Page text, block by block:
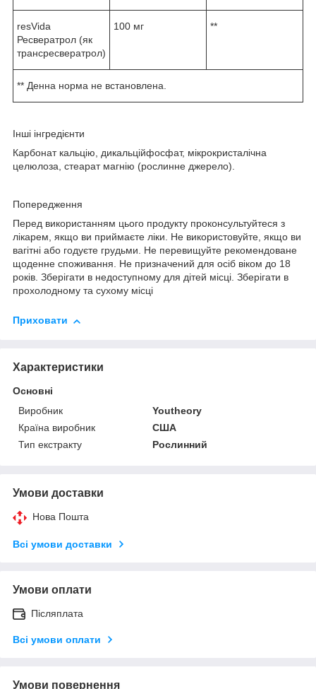
resVida
Ресвератрол (як
трансресвератрол)
100 мг **
** Денна норма не встановлена.
Інші інгредієнти
Карбонат кальцію, дикальційфосфат, мікрокристалічна
целюлоза, стеарат магнію (рослинне джерело).
Попередження
Перед використанням цього продукту проконсультуйтеся з
лікарем, якщо ви приймаєте ліки. Не використовуйте, якщо ви
вагітні або годуєте грудьми. Не перевищуйте рекомендоване
щоденне споживання. Не призначений для осіб віком до 18
років. Зберігати в недоступному для дітей місці. Зберігати в
прохолодному та сухому місці
Приховати
Характеристики
Основні
Виробник
Youtheory
Країна виробник
США
Тип екстракту
Рослинний
Умови доставки
Нова Пошта
Всі умови доставки
Умови оплати
Післяплата
Всі умови оплати
Умови повернення